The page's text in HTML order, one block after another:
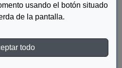
usando el botón situado
de la pantalla.
todo
con discapacidad, en el
y autonómico (Dic